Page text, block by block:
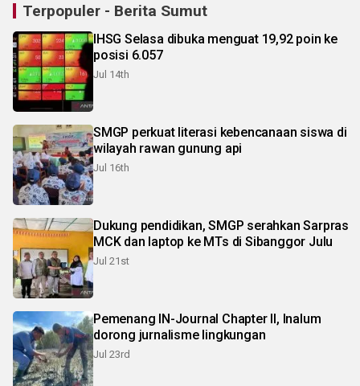
Terpopuler - Berita Sumut
IHSG Selasa dibuka menguat 19,92 poin ke
posisi 6.057
Jul 14th
SMGP perkuat literasi kebencanaan siswa di
wilayah rawan gunung api
Jul 16th
Dukung pendidikan, SMGP serahkan Sarpras
MCK dan laptop ke MTs di Sibanggor Julu
Jul 21st
Pemenang IN-Journal Chapter II, Inalum
dorong jurnalisme lingkungan
Jul 23rd